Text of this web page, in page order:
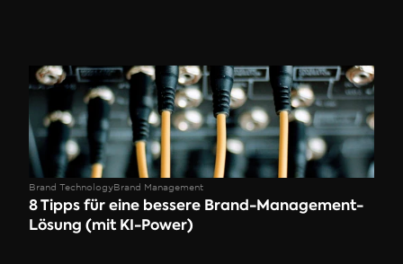
Brand TechnologyBrand Management
8 Tipps für eine bessere Brand-Management-
Lösung (mit KI-Power)